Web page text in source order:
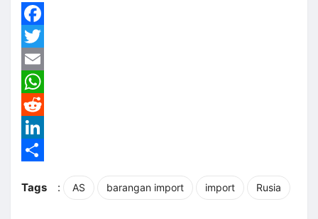
Facebook
Twitter
Email
WhatsApp
Reddit
LinkedIn
Tags
: AS barangan import import Rusia